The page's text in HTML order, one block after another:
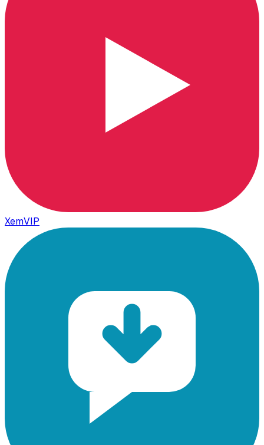
XemVIP